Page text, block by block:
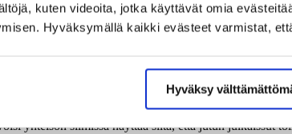
kuten videoita, jotka käyttävät omia
Hyväksymällä kaikki evästeet varmistat,
Hyväksy
periaatteita, heidän oli erityisen vaikea
toinen opiskelija.
kautta. Esimerkiksi tilanteessa, jossa Israelin
yhteisön silmissä näyttää siltä, että jutun julkaissut